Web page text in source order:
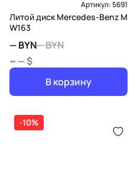
Артикул:5691
Литой диск Mercedes-Benz M
W163
—BYN—BYN
~ — $
В корзину
-10%